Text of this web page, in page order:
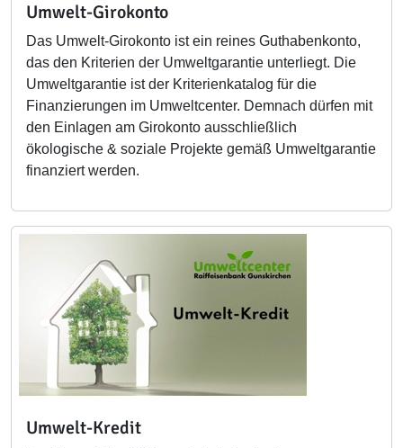
Umwelt-Girokonto
Das Umwelt-Girokonto ist ein reines Guthabenkonto,
das den Kriterien der Umweltgarantie unterliegt. Die
Umweltgarantie ist der Kriterienkatalog für die
Finanzierungen im Umweltcenter. Demnach dürfen mit
den Einlagen am Girokonto ausschließlich
ökologische & soziale Projekte gemäß Umweltgarantie
finanziert werden.
Umwelt-Kredit